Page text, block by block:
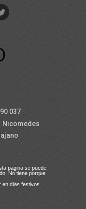
037
Nicomedes
pagina se puede
No tiene porque
en días festivos